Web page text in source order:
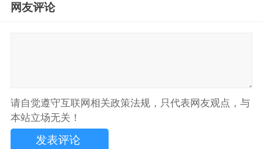
网友评论
请自觉遵守互联网相关政策法规，只代表网友观点，与
本站立场无关！